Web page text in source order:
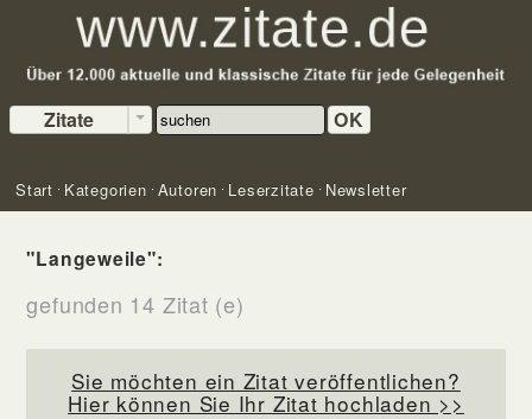
Zitate OK
Start Kategorien Autoren Leserzitate Newsletter
"Langeweile":
gefunden 14 Zitat (e)
Sie möchten ein Zitat veröffentlichen?
Hier können Sie Ihr Zitat hochladen >>